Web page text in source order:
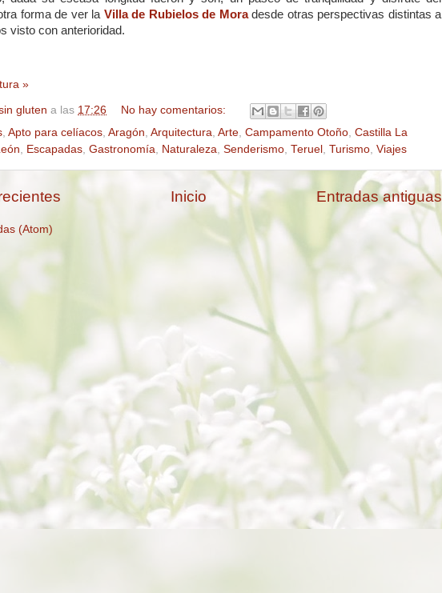
forma de ver la Villa de Rubielos de Mora desde otras perspectivas distintas a
visto con anterioridad.
»
gluten a las 17:26
No hay comentarios:
Apto para celíacos Aragón Arquitectura Arte Campamento Otoño Castilla La
Escapadas Gastronomía Naturaleza Senderismo Teruel Turismo Viajes
Entradas antiguas
Inicio
(Atom)